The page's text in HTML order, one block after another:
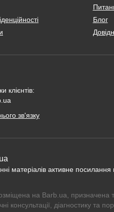
Блог
клієнтів:
зв'язку
матеріалів активне
на Barb.ua, призначена
консультації, діагностику та